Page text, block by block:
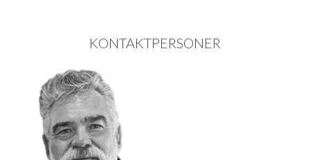
KONTAKTPERSONER